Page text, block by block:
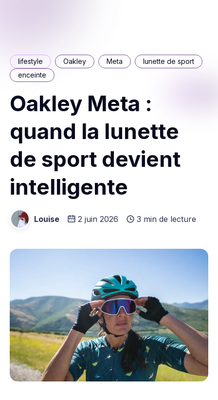
lifestyle Oakley Meta
lunette de sport
enceinte
Oakley Meta :
quand la lunette
de sport devient
intelligente
Louise 2 juin 2026 3 min de lecture